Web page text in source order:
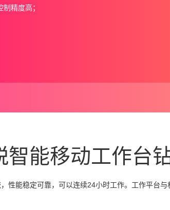
精度高；
智能移动工作台
性能稳定可靠，可以连续24小时工作。工作平台